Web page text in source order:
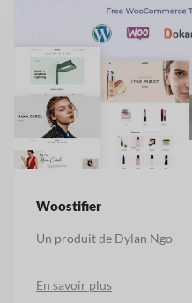
Woostifier
Un produit de Dylan Ngo
En savoir plus